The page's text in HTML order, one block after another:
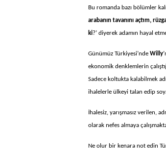
Bu romanda bazı bölümler
arabanın tavanını açtım,
ki?’ diyerek adamın hayal
Günümüz Türkiyesi’nde Willy
ekonomik denklemlerin
Sadece koltukta kalabilmek
ihalelerle ülkeyi talan edip
İhalesiz, yarışmasız verilen,
olarak nefes almaya
Ne olur bir kenara not edin